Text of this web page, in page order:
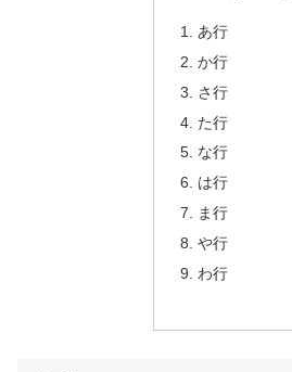
あ行
か行
さ行
た行
な行
は行
ま行
や行
わ行